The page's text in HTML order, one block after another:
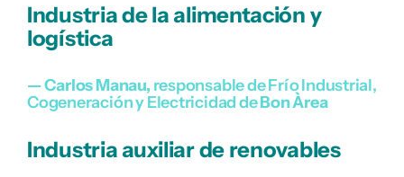
Industria de la alimentación y
logística
— Carlos Manau, responsable de Frío Industrial,
Cogeneración y Electricidad deBonÀrea
Industria auxiliar de renovables